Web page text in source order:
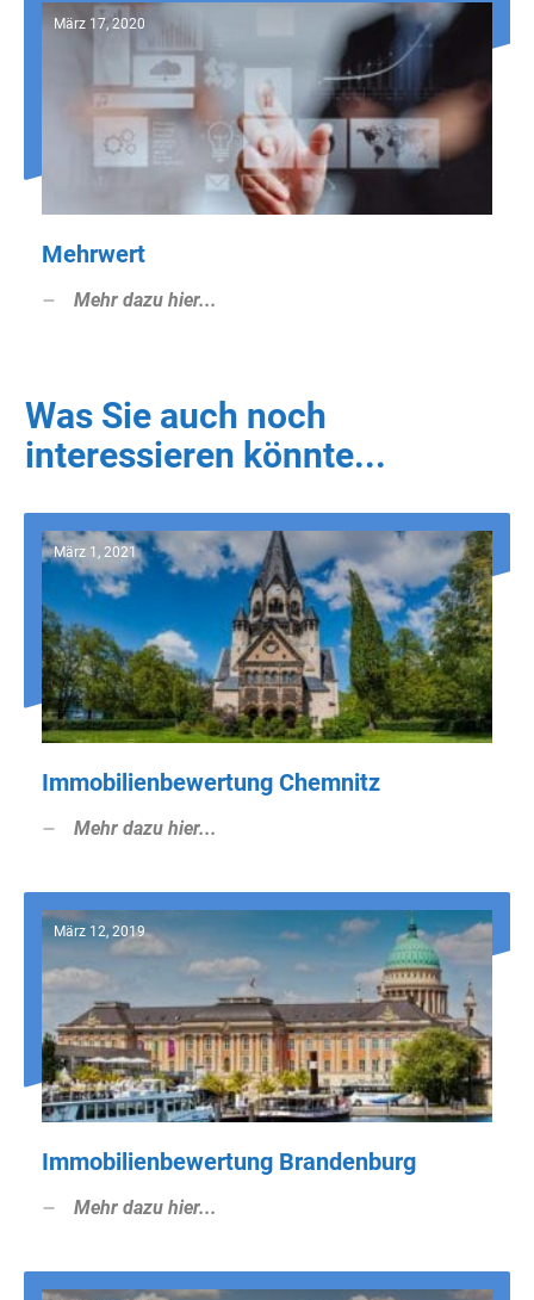
März 17, 2020
Mehrwert
Mehr dazu hier...
Was Sie auch noch
interessieren könnte...
März 1, 2021
Immobilienbewertung Chemnitz
Mehr dazu hier...
März 12, 2019
Immobilienbewertung Brandenburg
Mehr dazu hier...